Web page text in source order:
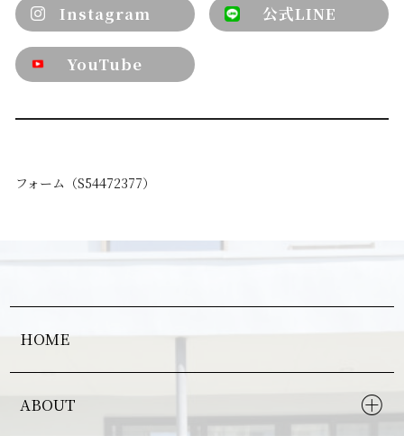
Instagram 公式LINE
YouTube
フォーム（S54472377）
HOME
ABOUT